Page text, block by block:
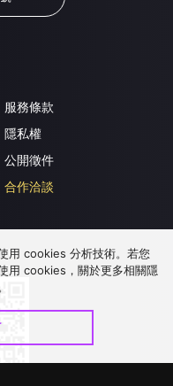
服務條款
隱私權
公開徵件
合作洽談
用 cookies 分析技術。若您
用 cookies，關於更多相關隱
。